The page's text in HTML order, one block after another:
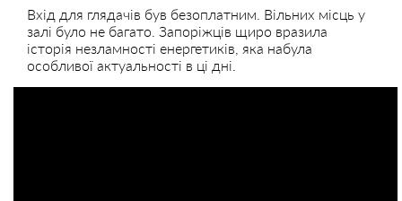
Вхід для глядачів був безоплатним. Вільних місць у
залі було не багато. Запоріжців щиро вразила
історія незламності енергетиків, яка набула
особливої актуальності в ці дні.